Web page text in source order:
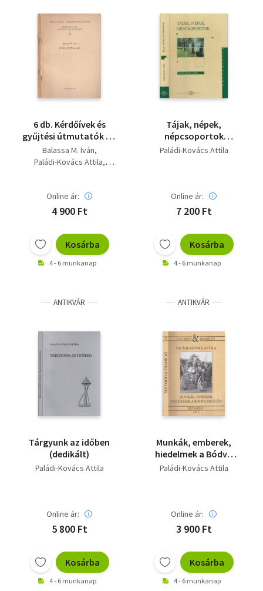
6 db. Kérdőívek és
gyűjtési útmutatók (2,
5, 6, 7, 9, 10. füzetek)-
Épületfalak + Az abara
csőszkunyhók +
Présházak és pincék +
Folyami vontatás
Balassa M. Iván
Paládi-Kovács Attila
Gráfik Imre
Online ár:
4 900 Ft
Kosárba
4 - 6 munkanap
Tájak, népek,
népcsoportok
(dedikált)- Válogatott
Paládi-Kovács Attila
Online ár:
7 200 Ft
Kosárba
4 - 6 munkanap
ANTIKVÁR
Tárgyunk az időben
(dedikált)
Paládi-Kovács Attila
Online ár:
5 800 Ft
Kosárba
4 - 6 munkanap
ANTIKVÁR
Munkák, emberek,
hiedelmek a Bódva
mentén (Dedikált)-
Paládi-Kovács Attila
Online ár:
3 900 Ft
Kosárba
4 - 6 munkanap